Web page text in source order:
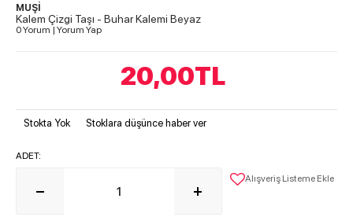
MUŞİ
Kalem Çizgi Taşı - Buhar Kalemi Beyaz
0 Yorum | Yorum Yap
20,00TL
Stokta Yok Stoklara düşünce haber ver
ADET:
Alışveriş Listeme Ekle